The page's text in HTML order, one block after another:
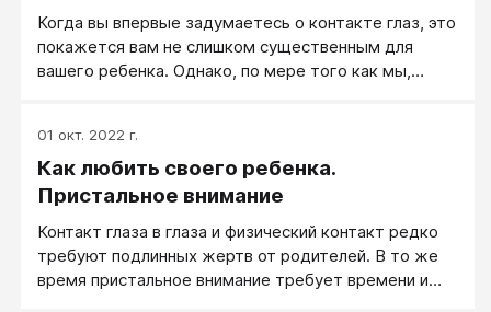
при воспитании ребенка. Нет смысла дальше читать
эту статью, если вы не применяете в каждодневной
жизни то, о чем прочли здесь, и если вы не
резервуар вашего ребенка был полон. Если вы не
контакт и пристальное внимание к ребенку
соответствующим для его возраста образом,
пожалуйста, не читайте дальше. Результат
разочарует вас.
Когда вы впервые задумаетесь о контакте глаз, это
покажется вам не слишком существенным для
вашего ребенка. Однако, по мере того как мы,
данные, полученные исследователями, мы
осознаем, насколько существенную роль играет
контакт глаз. Открытый, естественный,
существенно важен не только для установления
хорошего коммуникационного взаимодействия с
ним, но и для удовлетворения его эмоциональных
01 окт. 2022 г.
Как любить своего ребенка.
Пристальное внимание
Контакт глаза в глаза и физический контакт редко
требуют подлинных жертв от родителей. В то же
время пристальное внимание требует времени и